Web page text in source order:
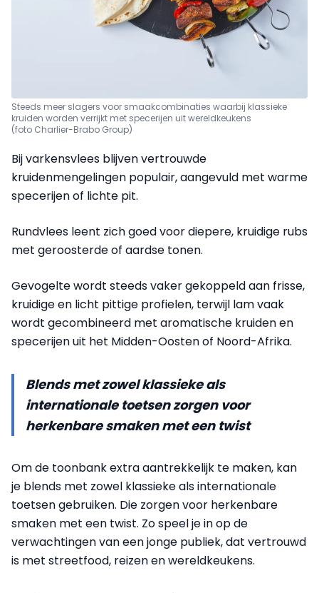
Steeds meer slagers voor smaakcombinaties waarbij klassieke
kruiden worden verrijkt met specerijen uit wereldkeukens
(foto Charlier-Brabo Group)
Bij varkensvlees blijven vertrouwde
kruidenmengelingen populair, aangevuld met warme
specerijen of lichte pit.
Rundvlees leent zich goed voor diepere, kruidige rubs
met geroosterde of aardse tonen.
Gevogelte wordt steeds vaker gekoppeld aan frisse,
kruidige en licht pittige profielen, terwijl lam vaak
wordt gecombineerd met aromatische kruiden en
specerijen uit het Midden-Oosten of Noord-Afrika.
Blends met zowel klassieke als
internationale toetsen zorgen voor
herkenbare smaken met een twist
Om de toonbank extra aantrekkelijk te maken, kan
je blends met zowel klassieke als internationale
toetsen gebruiken. Die zorgen voor herkenbare
smaken met een twist. Zo speel je in op de
verwachtingen van een jonge publiek, dat vertrouwd
is met streetfood, reizen en wereldkeukens.